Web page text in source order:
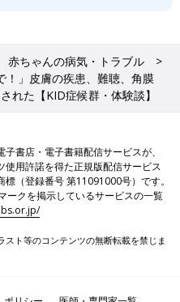
千尋ちゃん。メガネのテンプルと補
ない言葉に傷ついたことも重
すがりの近所の方が「かわい
話しかけてくれた方に「ちょ
赤ちゃんの病気・トラブル
！」皮膚の疾患、難聴、角膜
れた【KID症候群・体験談】
書店・電子書籍配信サービスが、
使用許諾を得た正規版配信サービス
（登録番号 第11091000号）です。
ークを掲示しているサービスの一覧
ト等のコンテンツの無断転載を禁じま